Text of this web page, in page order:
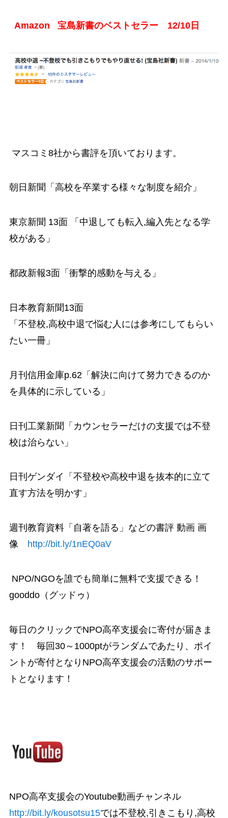
Amazon 宝島新書のベストセラー 12/10日
マスコミ8社から書評を頂いております。
朝日新聞「高校を卒業する様々な制度を紹介」
東京新聞 13面 「中退しても転入,編入先となる学
校がある」
都政新報3面「衝撃的感動を与える」
日本教育新聞13面
「不登校,高校中退で悩む人には参考にしてもらい
たい一冊」
月刊信用金庫p.62「解決に向けて努力できるのか
を具体的に示している」
日刊工業新聞「カウンセラーだけの支援では不登
校は治らない」
日刊ゲンダイ「不登校や高校中退を抜本的に立て
直す方法を明かす」
週刊教育資料「自著を語る」などの書評 動画 画
像
http://bit.ly/1nEQ0aV
NPO/NGOを誰でも簡単に無料で支援できる！
gooddo（グッドゥ）
毎日のクリックでNPO高卒支援会に寄付が届きま
す！ 毎回30～1000ptがランダムであたり、ポイ
ントが寄付となりNPO高卒支援会の活動のサポー
トとなります！
NPO高卒支援会のYoutube動画チャンネル
http://bit.ly/kousotsu15では不登校,引きこもり,高校